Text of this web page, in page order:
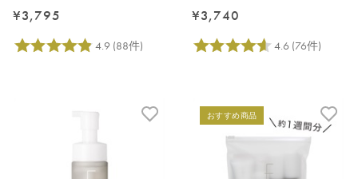
替え用 140mL
¥3,795
ッド
¥3,740
おすすめ商品